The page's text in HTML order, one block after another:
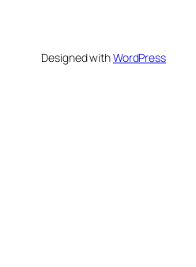
Designed withWordPress